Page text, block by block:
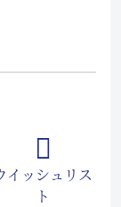
イッシュリス
ト